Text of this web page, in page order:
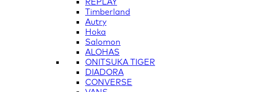
Timberland
Autry
Hoka
Salomon
ALOHAS
ONITSUKA TIGER
DIADORA
CONVERSE